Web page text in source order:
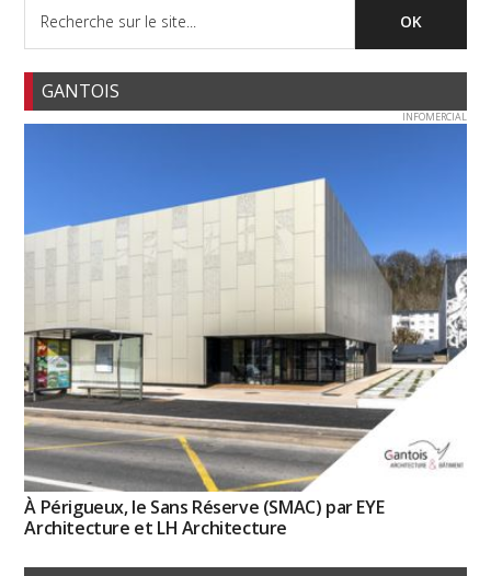
GANTOIS
INFOMERCIAL
À Périgueux, le Sans Réserve (SMAC) par EYE
Architecture et LH Architecture